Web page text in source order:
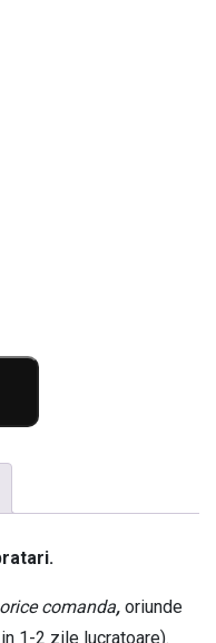
comanda, oriunde
1-2 zile lucratoare).